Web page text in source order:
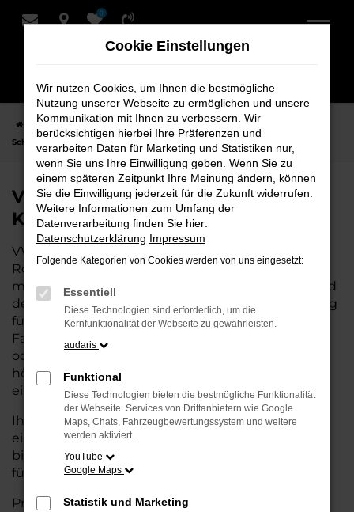
Zum
0
Startseite Rotenburg VW VW Polo
VW Polo Neuwagen bei
Schmidt + Koch für Rotenburg
VW Polo Neuwagen bei Schmidt +
Koch für Rotenburg
VW Polo ist die perfekte Wahl für alle, die für
Rotenburg einenNeuwagensuchen. Mit seiner
modernen Technik, seinem effizienten Antrieb und
dem stilvollen Design ist der Polo die ideale Lösung
für jeden, der ein zuverlässiges und komfortables
Fahrzeug möchte. Egal, ob für den Stadtverkehr
oder längere Fahrten – der Polo bietet Ihnen
höchsten Fahrkomfort, innovative Features und
eine herausragende Wirtschaftlichkeit.
Ihr VW Autohaus in Rotenburg steht Ihnen mit
einer breiten Auswahl an Neuwagen zur Seite und
bietet Ihnen umfassende
für Sie passende Fahrzeug finden.
Profitieren Sie von zusätzlichen Services wie
Cookie Einstellungen
Wir nutzen Cookies, um Ihnen die bestmögliche
Nutzung unserer Webseite zu ermöglichen und unsere
Kommunikation mit Ihnen zu verbessern. Wir
berücksichtigen hierbei Ihre Präferenzen und
verarbeiten Daten für Marketing und Statistiken nur,
wenn Sie uns Ihre Einwilligung geben. Wenn Sie zu
einem späteren Zeitpunkt Ihre Meinung ändern, können
Sie die Einwilligung jederzeit für die Zukunft widerrufen.
Weitere Informationen zum Umfang der
Datenverarbeitung finden Sie hier:
Datenschutzerklärung Impressum
Folgende Kategorien von Cookies werden von uns eingesetzt:
Essentiell
Diese Technologien sind erforderlich, um die
Kernfunktionalität der Webseite zu gewährleisten.
audaris
Funktional
Diese Technologien bieten die bestmögliche Funktionalität
der Webseite. Services von Drittanbietern wie Google
Maps, Chats, Fahrzeugbewertungssystem und weitere
werden aktiviert.
YouTube
Google Maps
Statistik und Marketing